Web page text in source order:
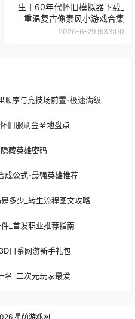
生于60年代怀旧模拟器下载_
重温复古像素风小游戏合集
2026-6-29 9:33:00
顺序与竞技场前置-极速满级
旧服刷金圣地盘点
藏英雄密码
成公式-最强英雄推荐
多少_转生流程图文攻略
_首发职业推荐指南
日系网游新手礼包
名_二次元玩家最爱
星萌游戏网